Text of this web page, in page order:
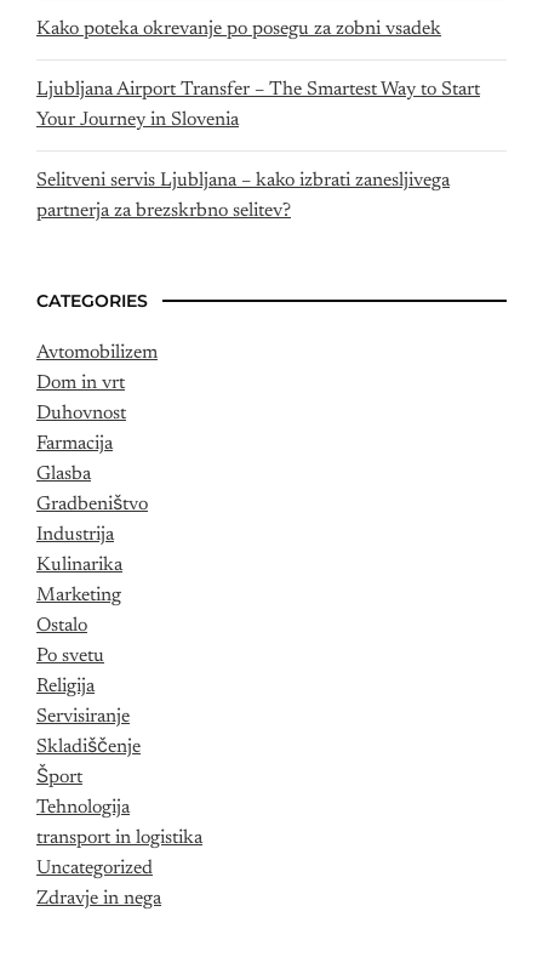
Kako poteka okrevanje po posegu za zobni vsadek
Ljubljana Airport Transfer – The Smartest Way to Start
Your Journey in Slovenia
Selitveni servis Ljubljana – kako izbrati zanesljivega
partnerja za brezskrbno selitev?
CATEGORIES
Avtomobilizem
Dom in vrt
Duhovnost
Farmacija
Glasba
Gradbeništvo
Industrija
Kulinarika
Marketing
Ostalo
Po svetu
Religija
Servisiranje
Skladiščenje
Šport
Tehnologija
transport in logistika
Uncategorized
Zdravje in nega